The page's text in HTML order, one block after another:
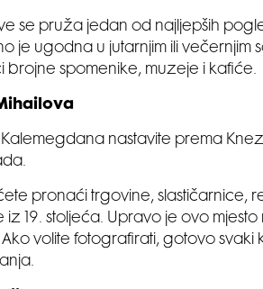
se pruža jedan od najljepših
je ugodna u jutarnjim ili večernjim
brojne spomenike, muzeje i kafiće.
nastavite prema
pronaći trgovine, slastičarnice,
19. stoljeća. Upravo je ovo
volite fotografirati, gotovo